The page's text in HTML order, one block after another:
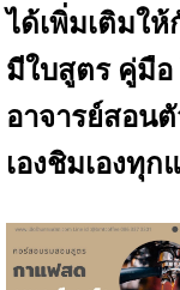
ได้เพิ่มเติมใ
มีใบสูตร คู่มือ
อาจารย์สอน
เองชิมเองทุก